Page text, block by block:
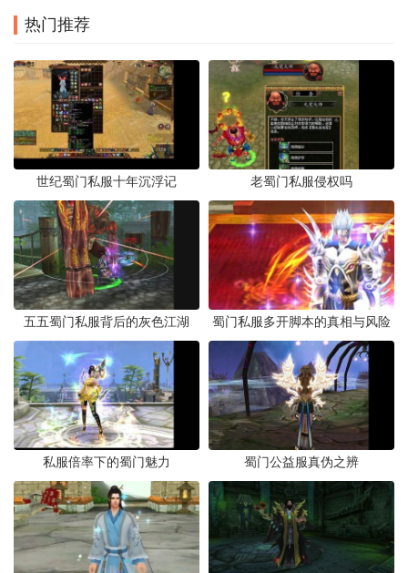
热门推荐
世纪蜀门私服十年沉浮记 老蜀门私服侵权吗
五五蜀门私服背后的灰色江湖 蜀门私服多开脚本的真相与风险
私服倍率下的蜀门魅力 蜀门公益服真伪之辨